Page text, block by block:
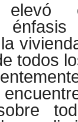
elevó
todos